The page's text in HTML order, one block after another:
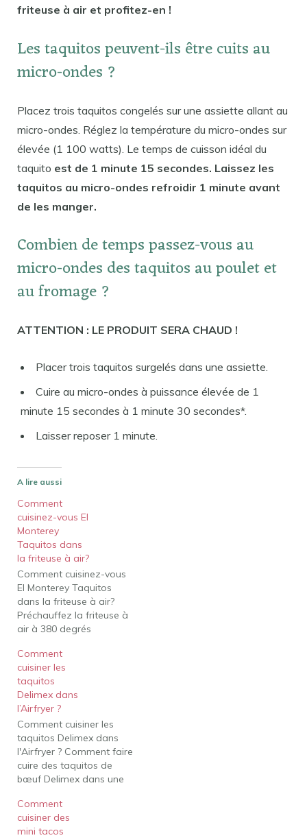
friteuse à air et profitez-en !
Les taquitos peuvent-ils être cuits au
micro-ondes ?
Placez trois taquitos congelés sur une assiette allant au
micro-ondes. Réglez la température du micro-ondes sur
élevée (1 100 watts). Le temps de cuisson idéal du
taquito est de 1 minute 15 secondes. Laissez les
taquitos au micro-ondes refroidir 1 minute avant
de les manger.
Combien de temps passez-vous au
micro-ondes des taquitos au poulet et
au fromage ?
ATTENTION : LE PRODUIT SERA CHAUD !
Placer trois taquitos surgelés dans une assiette.
Cuire au micro-ondes à puissance élevée de 1
minute 15 secondes à 1 minute 30 secondes*.
Laisser reposer 1 minute.
A lire aussi
Comment
cuisinez-vous El
Monterey
Taquitos dans
la friteuse à air?
Comment cuisinez-vous
El Monterey Taquitos
dans la friteuse à air?
Préchauffez la friteuse à
air à 380 degrés
panier de la friteuse à air
avec un aérosol de
cuisson antiadhésif si
nécessaire. Placez les
taquitos congelés en une
seule couche au fond du
panier de la friteuse…
Comment
cuisiner les
taquitos
Delimex dans
l’Airfryer ?
Comment cuisiner les
taquitos Delimex dans
l'Airfryer ? Comment faire
cuire des taquitos de
bœuf Delimex dans une
la friteuse à air à 400F.
Cuire les galettes
pendant 6 minutes à
Comment
cuisiner des
mini tacos